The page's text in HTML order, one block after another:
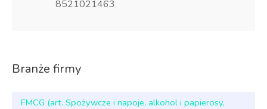
8521021463
Branże firmy
FMCG (art. Spożywcze i napoje, alkohol i papierosy,